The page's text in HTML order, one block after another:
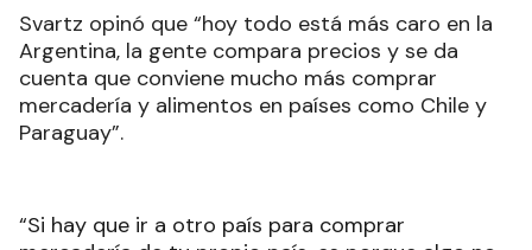
Svartz opinó que “hoy todo está más caro en la
Argentina, la gente compara precios y se da
cuenta que conviene mucho más comprar
mercadería y alimentos en países como Chile y
Paraguay”.
“Si hay que ir a otro país para comprar